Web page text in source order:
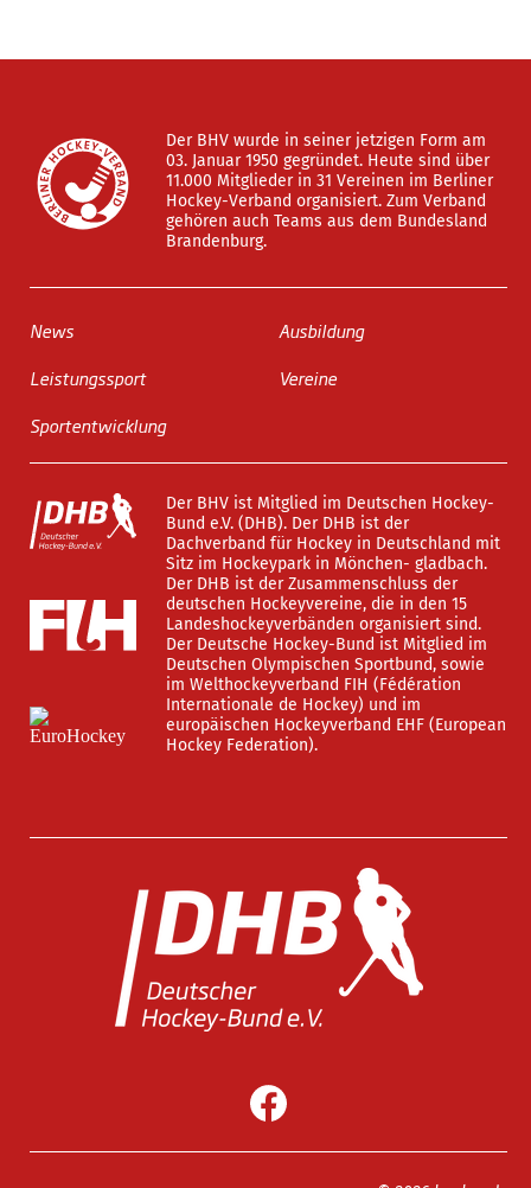
Der BHV wurde in seiner jetzigen Form am
03. Januar 1950 gegründet. Heute sind über
11.000 Mitglieder in 31 Vereinen im Berliner
Hockey-Verband organisiert. Zum Verband
gehören auch Teams aus dem Bundesland
Brandenburg.
News
Leistungssport
Sportentwicklung
Ausbildung
Vereine
Der BHV ist Mitglied im Deutschen Hockey-
Bund e.V. (DHB). Der DHB ist der
Dachverband für Hockey in Deutschland mit
Sitz im Hockeypark in Mönchen- gladbach.
Der DHB ist der Zusammenschluss der
deutschen Hockeyvereine, die in den 15
Landeshockeyverbänden organisiert sind.
Der Deutsche Hockey-Bund ist Mitglied im
Deutschen Olympischen Sportbund, sowie
im Welthockeyverband FIH (Fédération
Internationale de Hockey) und im
europäischen Hockeyverband EHF (European
Hockey Federation).